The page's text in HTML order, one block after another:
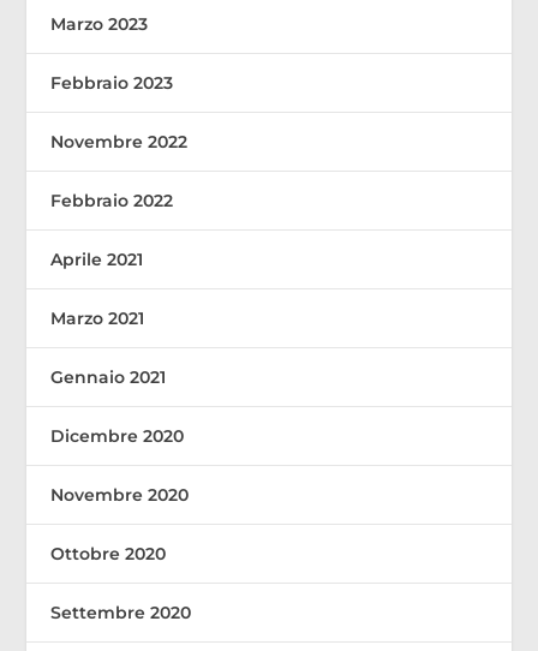
Marzo 2023
Febbraio 2023
Novembre 2022
Febbraio 2022
Aprile 2021
Marzo 2021
Gennaio 2021
Dicembre 2020
Novembre 2020
Ottobre 2020
Settembre 2020